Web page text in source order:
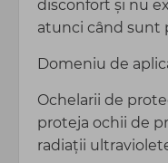
disconfort și nu
atunci când sunt
Domeniu de
Ochelarii de
proteja ochii de
radiații